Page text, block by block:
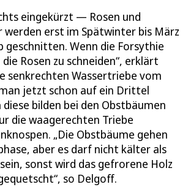
eingekürzt — Rosen und
werden erst im Spätwinter bis März
geschnitten. Wenn die Forsythie
Rosen zu schneiden“, erklärt
senkrechten Wassertriebe vom
jetzt schon auf ein Drittel
diese bilden bei den Obstbäumen
die waagerechten Triebe
„Die Obstbäume gehen
aber es darf nicht kälter als
sonst wird das gefrorene Holz
so Delgoff.